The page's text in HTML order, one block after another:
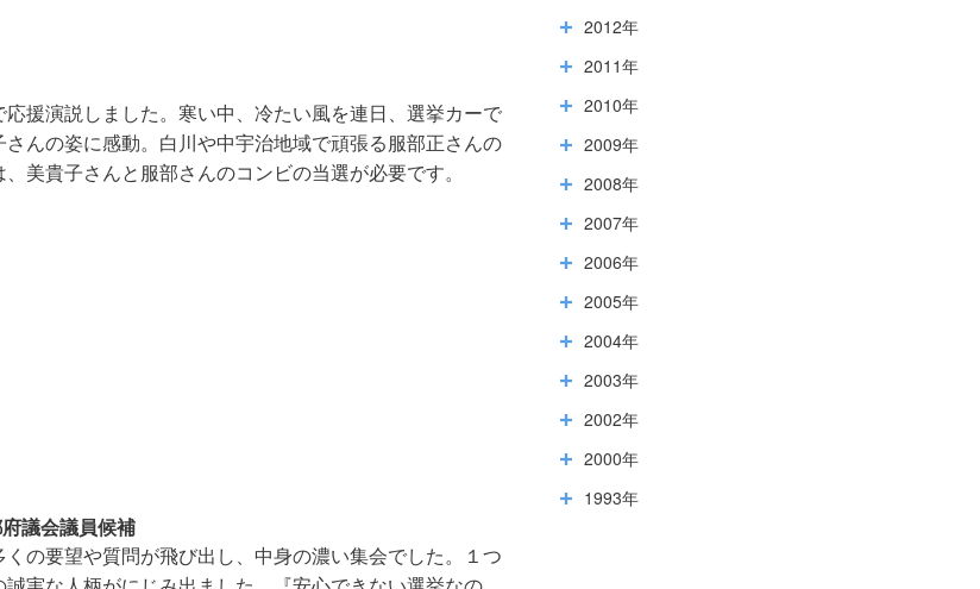
援演説しました。寒い中、冷たい風を連日、選挙カーで
んの姿に感動。白川や中宇治地域で頑張る服部正さんの
美貴子さんと服部さんのコンビの当選が必要です。
議会議員候補
の要望や質問が飛び出し、中身の濃い集会でした。１つ
2012年
2011年
2010年
2009年
2008年
2007年
2006年
2005年
2004年
2003年
2002年
2000年
1993年